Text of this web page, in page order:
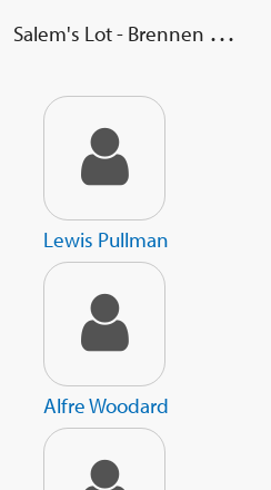
Salem's Lot - Brennen muss Salem
Lewis Pullman
Alfre Woodard